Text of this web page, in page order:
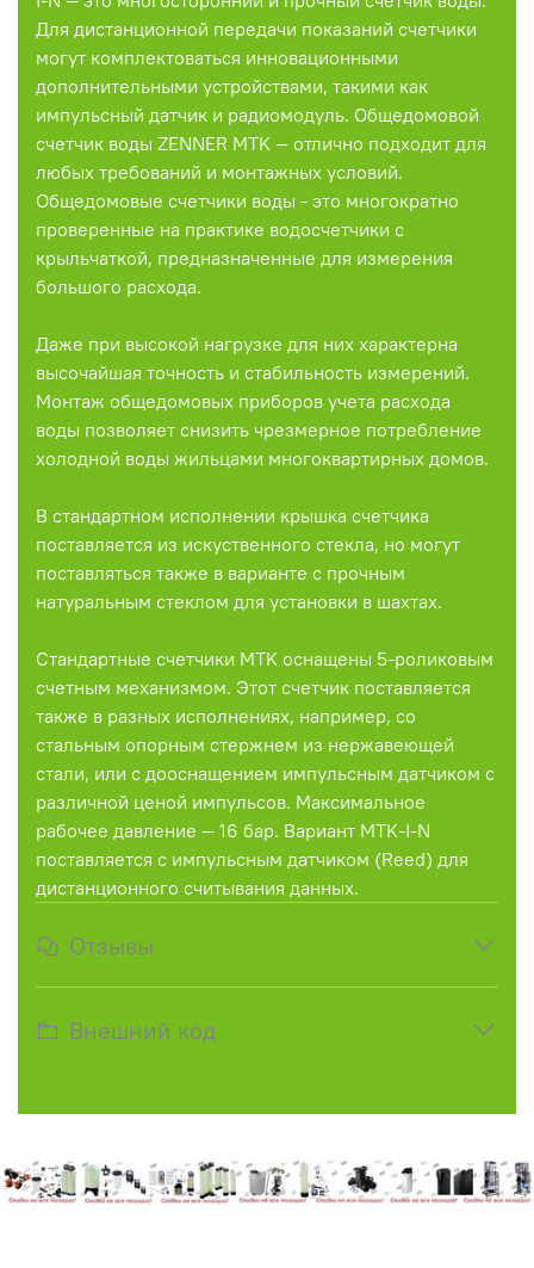
Для дистанционной передачи показаний счетчики
могут комплектоваться инновационными
дополнительными устройствами, такими как
импульсный датчик и радиомодуль. Общедомовой
счетчик воды ZENNER MTK — отлично подходит для
любых требований и монтажных условий.
Общедомовые счетчики воды - это многократно
проверенные на практике водосчетчики с
крыльчаткой, предназначенные для измерения
большого расхода.
Даже при высокой нагрузке для них характерна
высочайшая точность и стабильность измерений.
Монтаж общедомовых приборов учета расхода
воды позволяет снизить чрезмерное потребление
холодной воды жильцами многоквартирных домов.
В стандартном исполнении крышка счетчика
поставляется из искуственного стекла, но могут
поставляться также в варианте с прочным
натуральным стеклом для установки в шахтах.
Стандартные счетчики MTK оснащены 5-роликовым
счетным механизмом. Этот счетчик поставляется
также в разных исполнениях, например, со
стальным опорным стержнем из нержавеющей
стали, или с дооснащением импульсным датчиком с
различной ценой импульсов. Максимальное
рабочее давление — 16 бар. Вариант MTK-I-N
поставляется с импульсным датчиком (Reed) для
дистанционного считывания данных.
Отзывы
Внешний код